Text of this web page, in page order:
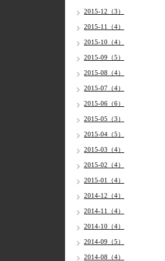
2015-12（3）
2015-11（4）
2015-10（4）
2015-09（5）
2015-08（4）
2015-07（4）
2015-06（6）
2015-05（3）
2015-04（5）
2015-03（4）
2015-02（4）
2015-01（4）
2014-12（4）
2014-11（4）
2014-10（4）
2014-09（5）
2014-08（4）